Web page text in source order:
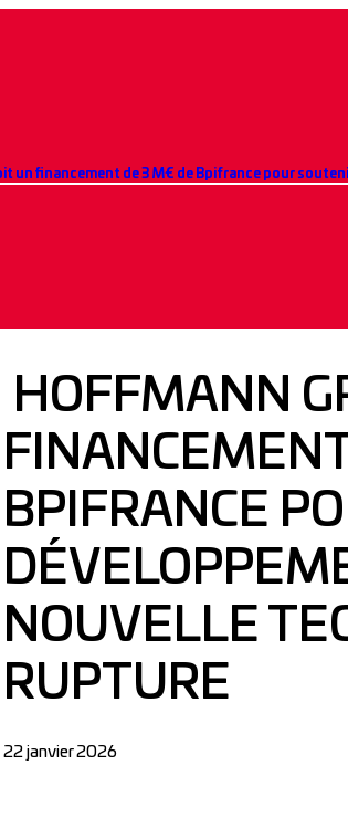
un financement de 3 M€ de Bpifrance pour
HOFFMANN
BPIFRANCE
NOUVELLE
RUPTURE
22 janvier 2026